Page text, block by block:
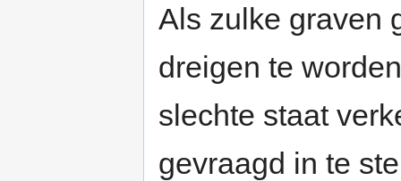
Als zulke graven
dreigen te
slechte staat
gevraagd in te